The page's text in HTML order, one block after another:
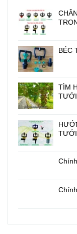
BÉC
TÌM